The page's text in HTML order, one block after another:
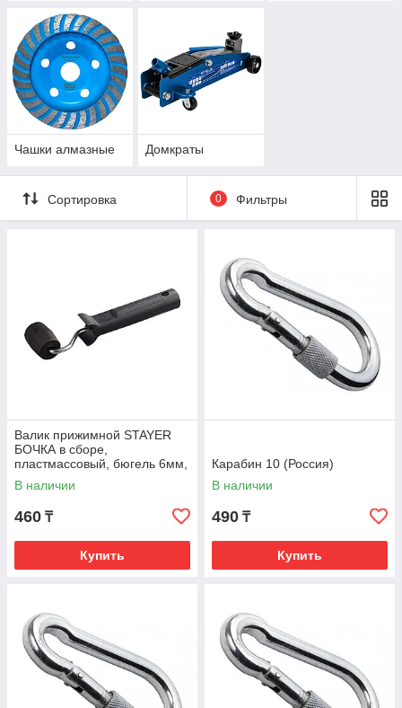
Чашки алмазные Домкраты
Сортировка 0 Фильтры
Валик прижимной STAYER
БОЧКА в сборе,
пластмассовый, бюгель 6мм,
45мм
В наличии
460 ₸
Купить
Карабин 10 (Россия)
В наличии
490 ₸
Купить